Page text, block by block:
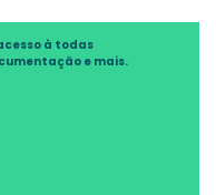
à todas
e mais.